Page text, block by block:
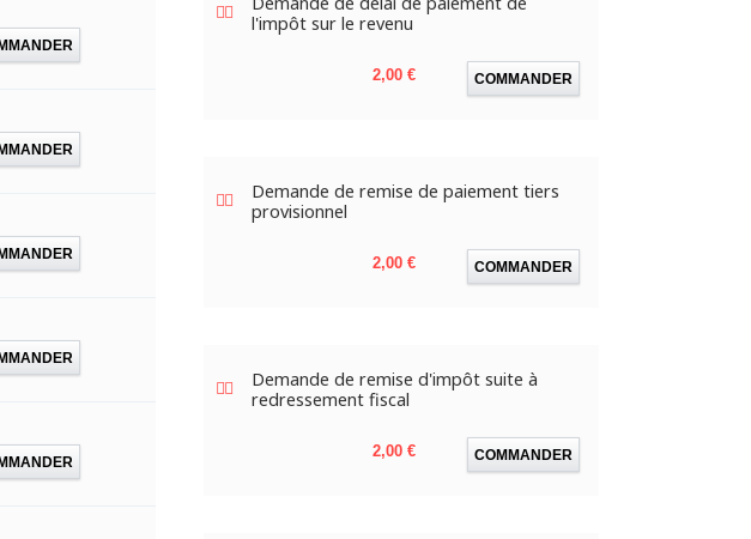
l'impôt sur le revenu
Prix
2,00 € COMMANDER
Demande de remise de paiement tiers
provisionnel
Prix
2,00 € COMMANDER
Demande de remise d'impôt suite à
redressement fiscal
Prix
2,00 € COMMANDER